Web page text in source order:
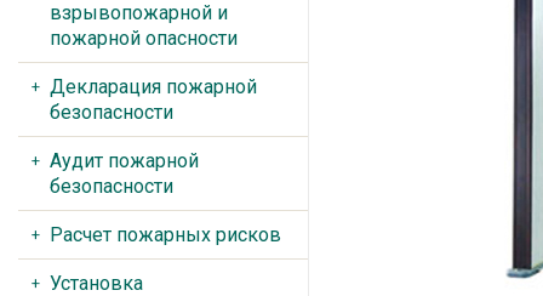
взрывопожарной и
пожарной опасности
Декларация пожарной
безопасности
Аудит пожарной
безопасности
Расчет пожарных рисков
Установка